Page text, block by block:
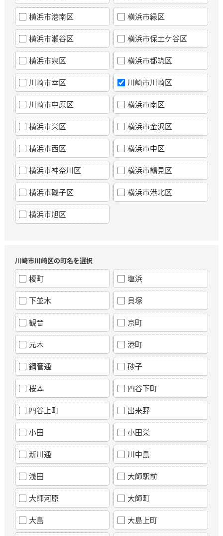
横浜市港南区 横浜市緑区
横浜市瀬谷区 横浜市保土ケ谷区
横浜市泉区 横浜市都筑区
川崎市幸区 川崎市川崎区
川崎市中原区 横浜市南区
横浜市栄区 横浜市金沢区
横浜市西区 横浜市中区
横浜市神奈川区 横浜市鶴見区
横浜市磯子区 横浜市港北区
横浜市旭区
川崎市川崎区の町名を選択
榎町 塩浜
下並木 貝塚
観音 京町
元木 港町
鋼管通 砂子
桜本 四谷下町
四谷上町 出来野
小田 小田栄
新川通 川中島
浅田 大師駅前
大師河原 大師町
大島 大島上町